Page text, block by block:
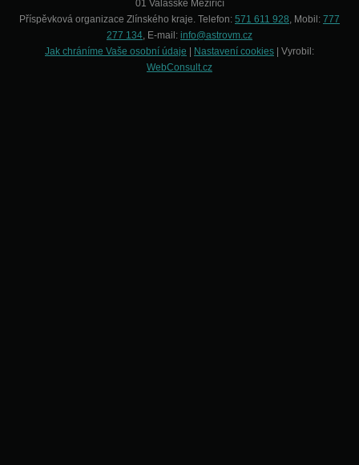
01 Valašské Meziříčí
Příspěvková organizace Zlínského kraje. Telefon: 571 611 928, Mobil: 777
277 134, E-mail: info@astrovm.cz
Jak chráníme Vaše osobní údaje
Nastavení cookies | Vyrobil:
WebConsult.cz